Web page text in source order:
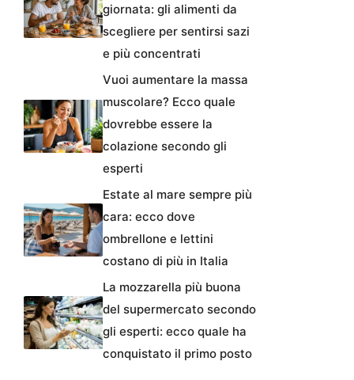
giornata: gli alimenti da
scegliere per sentirsi sazi
e più concentrati
Vuoi aumentare la massa
muscolare? Ecco quale
dovrebbe essere la
colazione secondo gli
esperti
Estate al mare sempre più
cara: ecco dove
ombrellone e lettini
costano di più in Italia
La mozzarella più buona
del supermercato secondo
gli esperti: ecco quale ha
conquistato il primo posto